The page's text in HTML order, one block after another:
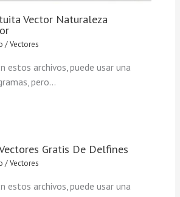
Vector Naturaleza
/Vectores
estos archivos, puede usar una
pero…
Gratis De Delfines
/Vectores
estos archivos, puede usar una